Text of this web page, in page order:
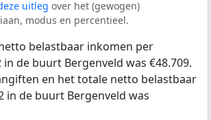
uitleg over het (gewogen)
modus en percentieel.
belastbaar inkomen per
de buurt Bergenveld was €48.709.
en het totale netto belastbaar
in de buurt Bergenveld was